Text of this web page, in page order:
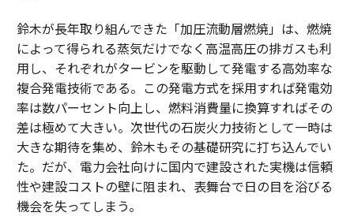
鈴木が長年取り組んできた「加圧流動層燃焼」は、燃焼
によって得られる蒸気だけでなく高温高圧の排ガスも利
用し、それぞれがタービンを駆動して発電する高効率な
複合発電技術である。この発電方式を採用すれば発電効
率は数パーセント向上し、燃料消費量に換算すればその
差は極めて大きい。次世代の石炭火力技術として一時は
大きな期待を集め、鈴木もその基礎研究に打ち込んでい
た。だが、電力会社向けに国内で建設された実機は信頼
性や建設コストの壁に阻まれ、表舞台で日の目を浴びる
機会を失ってしまう。